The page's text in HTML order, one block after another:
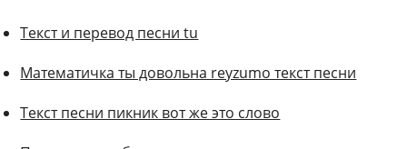
Текст и перевод песни tu
Математичка ты довольна reyzumo текст песни
Текст песни пикник вот же это слово